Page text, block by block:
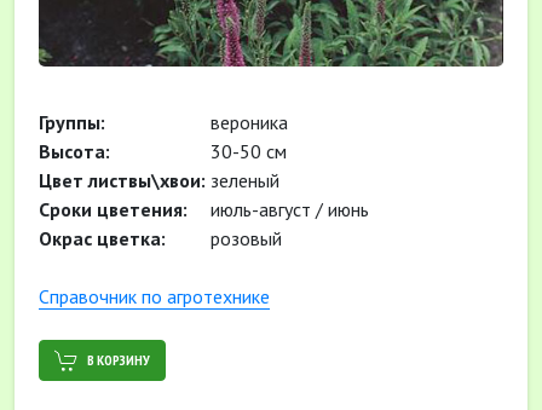
Группы:
вероника
Высота:
30-50 см
Цвет листвы\хвои: зеленый
Сроки цветения:
июль-август / июнь
Окрас цветка:
розовый
Cправочник по агротехнике
В КОРЗИНУ